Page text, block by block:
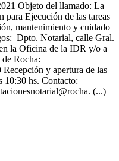
Objeto del llamado: La
para Ejecución de las tareas
mantenimiento y cuidado
Dpto. Notarial, calle Gral.
la Oficina de la IDR y/o a
Rocha:
y apertura de las
10:30 hs. Contacto:
(...)